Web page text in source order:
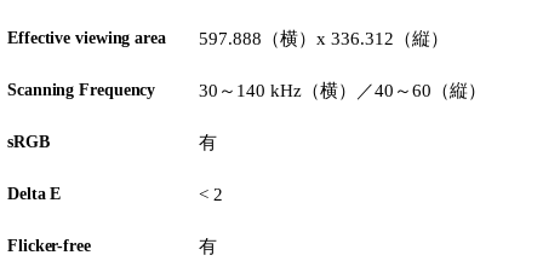
Effective viewing area 597.888（横）x 336.312（縦）
Scanning Frequency 30～140 kHz（横）／40～60（縦）
sRGB 有
Delta E < 2
Flicker-free 有